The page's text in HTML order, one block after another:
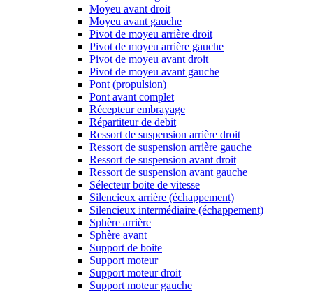
Moyeu avant droit
Moyeu avant gauche
Pivot de moyeu arrière droit
Pivot de moyeu arrière gauche
Pivot de moyeu avant droit
Pivot de moyeu avant gauche
Pont (propulsion)
Pont avant complet
Récepteur embrayage
Répartiteur de debit
Ressort de suspension arrière droit
Ressort de suspension arrière gauche
Ressort de suspension avant droit
Ressort de suspension avant gauche
Sélecteur boite de vitesse
Silencieux arrière (échappement)
Silencieux intermédiaire (échappement)
Sphère arrière
Sphère avant
Support de boite
Support moteur
Support moteur droit
Support moteur gauche